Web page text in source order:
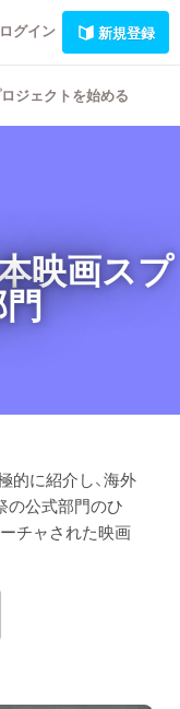
ログイン 新規登録
ジェクトを始める
映画スプ
的に紹介し、海外
の公式部門のひ
チャされた映画